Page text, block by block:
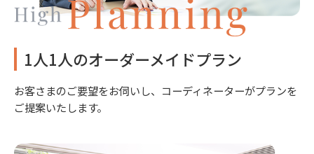
1人1人のオーダーメイドプラン
お客さまのご要望をお伺いし、コーディネーターがプランを
ご提案いたします。